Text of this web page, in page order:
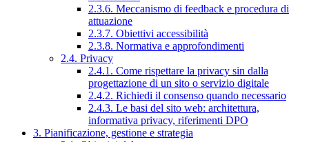
2.3.6. Meccanismo di feedback e procedura di
attuazione
2.3.7. Obiettivi accessibilità
2.3.8. Normativa e approfondimenti
2.4. Privacy
2.4.1. Come rispettare la privacy sin dalla
progettazione di un sito o servizio digitale
2.4.2. Richiedi il consenso quando necessario
2.4.3. Le basi del sito web: architettura,
informativa privacy, riferimenti DPO
3. Pianificazione, gestione e strategia